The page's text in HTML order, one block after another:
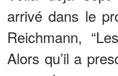
arrivé dans le
Reichmann,
Alors qu’il a